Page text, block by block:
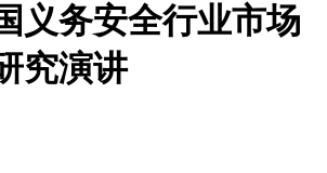
义务安全行业市场
究演讲